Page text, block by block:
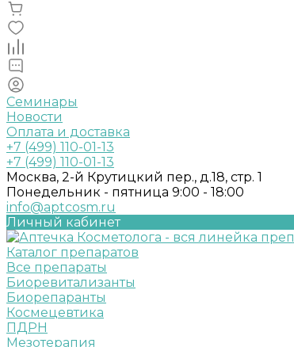
Семинары
Новости
Оплата и доставка
+7 (499) 110-01-13
+7 (499) 110-01-13
Москва, 2-й Крутицкий пер., д.18, стр. 1
Понедельник - пятница 9:00 - 18:00
info@aptcosm.ru
Личный кабинет
Каталог препаратов
Все препараты
Биоревитализанты
Биорепаранты
Космецевтика
ПДРН
Мезотерапия